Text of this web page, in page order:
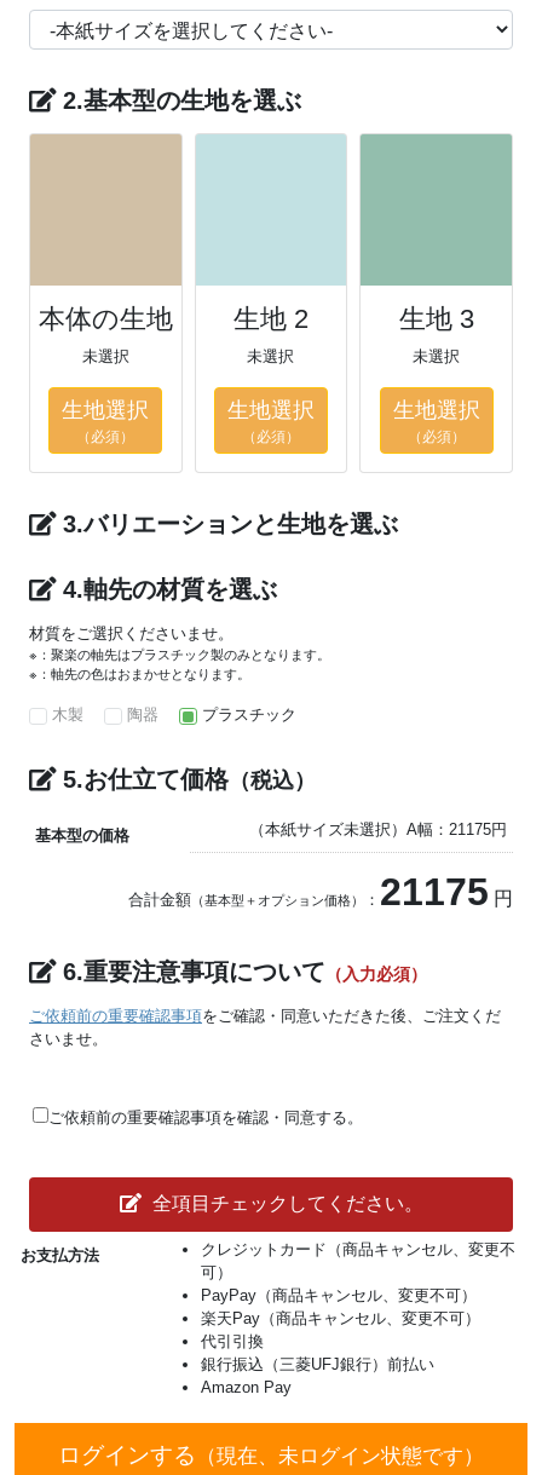
2.基本型の生地を選ぶ
本体の生地
未選択
生地選択
（必須）
生地 2
未選択
生地選択
（必須）
生地 3
未選択
生地選択
（必須）
3.バリエーションと生地を選ぶ
4.軸先の材質を選ぶ
材質をご選択くださいませ。
※：聚楽の軸先はプラスチック製のみとなります。
※：軸先の色はおまかせとなります。
木製 陶器 プラスチック
5.お仕立て価格 （税込）
基本型の価格 （本紙サイズ未選択）A幅：21175円
合計金額 （基本型＋オプション価格） ： 21175 円
6.重要注意事項について （入力必須）
ご依頼前の重要確認事項をご確認・同意いただきた後、ご注文くだ
さいませ。
ご依頼前の重要確認事項を確認・同意する。
全項目チェックしてください。
お支払方法
クレジットカード（商品キャンセル、変更不
可）
PayPay（商品キャンセル、変更不可）
楽天Pay（商品キャンセル、変更不可）
代引引換
銀行振込（三菱UFJ銀行）前払い
Amazon Pay
ログインする （現在、未ログイン状態です）